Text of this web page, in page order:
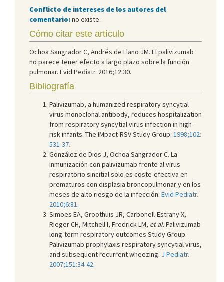
Conflicto de intereses de los autores del
comentario:no existe.
Cómo citar este artículo
Ochoa Sangrador C, Andrés de Llano JM. El palivizumab
no parece tener efecto a largo plazo sobre la función
pulmonar. Evid Pediatr. 2016;12:30.
Bibliografía
Palivizumab, a humanized respiratory syncytial
virus monoclonal antibody, reduces hospitalization
from respiratory syncytial virus infection in high-
risk infants. The IMpact-RSV Study Group. 1998;102:
531-37.
González de Dios J, Ochoa Sangrador C. La
inmunización con palivizumab frente al virus
respiratorio sincitial solo es coste-efectiva en
prematuros con displasia broncopulmonar y en los
meses de alto riesgo de la infección. Evid Pediatr.
2010;6:81.
Simoes EA, Groothuis JR, Carbonell-Estrany X,
Rieger CH, Mitchell I, Fredrick LM, et al. Palivizumab
long-term respiratory outcomes Study Group.
Palivizumab prophylaxis respiratory syncytial virus,
and subsequent recurrent wheezing. J Pediatr.
2007;151:34-42.